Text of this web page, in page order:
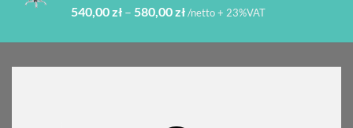
Oceniono
na 5
540,00zł – 580,00złZakres
od
/netto + 23%VAT